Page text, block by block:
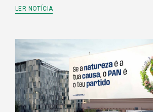
LER NOTÍCIA